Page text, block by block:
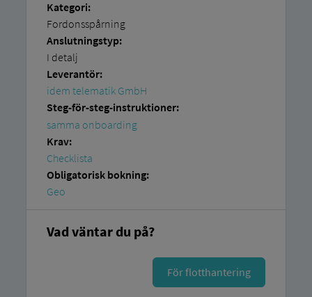
Kategori:
Fordonsspårning
Anslutningstyp:
I detalj
Leverantör:
idem telematik GmbH
Steg-för-steg-instruktioner:
samma onboarding
Krav:
Checklista
Obligatorisk bokning:
Geo
Vad väntar du på?
För flotthantering